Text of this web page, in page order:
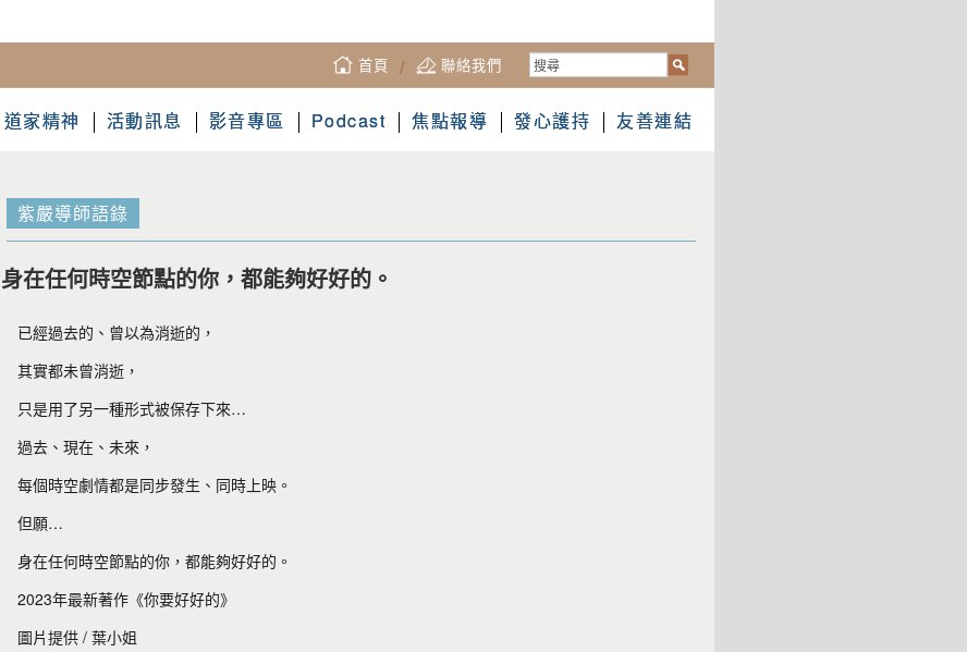
首頁 / 聯絡我們
搜
尋...
道家精神 活動訊息 影音專區 Podcast 焦點報導 發心護持 友善連結
紫嚴導師語錄
身在任何時空節點的你，都能夠好好的。
已經過去的、曾以為消逝的，
其實都未曾消逝，
只是用了另一種形式被保存下來…
過去、現在、未來，
每個時空劇情都是同步發生、同時上映。
但願…
身在任何時空節點的你，都能夠好好的。
2023年最新著作《你要好好的》
圖片提供 / 葉小姐